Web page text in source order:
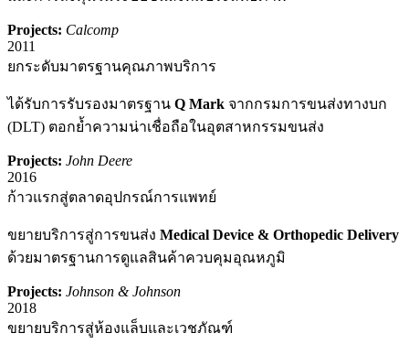
Projects: Calcomp
2011
ยกระดับมาตรฐานคุณภาพบริการ
ได้รับการรับรองมาตรฐาน Q Mark จากกรมการขนส่งทางบก
(DLT) ตอกย้ำความน่าเชื่อถือในอุตสาหกรรมขนส่ง
Projects: John Deere
2016
ก้าวแรกสู่ตลาดอุปกรณ์การแพทย์
ขยายบริการสู่การขนส่ง Medical Device & Orthopedic Delivery
ด้วยมาตรฐานการดูแลสินค้าควบคุมอุณหภูมิ
Projects: Johnson & Johnson
2018
ขยายบริการสู่ห้องแล็บและเวชภัณฑ์